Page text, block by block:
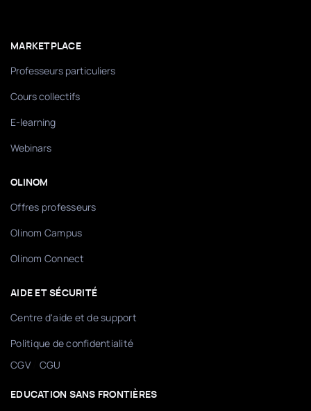
MARKETPLACE
Professeurs particuliers
Cours collectifs
E-learning
Webinars
OLINOM
Offres professeurs
Olinom Campus
Olinom Connect
AIDE ET SÉCURITÉ
Centre d'aide et de support
Politique de confidentialité
CGV/ CGU
EDUCATION SANS FRONTIÈRES